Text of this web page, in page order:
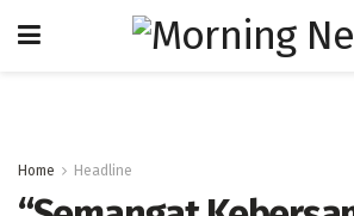
Home Headline